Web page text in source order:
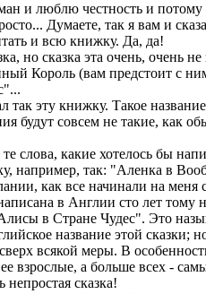
и люблю честность и
Думаете, так я вам и
и всю книжку. Да, да!
но сказка эта очень, очень не
Король (вам предстоит с
эту книжку. Такое
будут совсем не такие, как
какие хотелось бы
например, так: "Аленка в
как все начинали на
в Англии сто лет тому
в Стране Чудес". Это
название этой
всякой меры. В
взрослые, а больше всех -
сказка!